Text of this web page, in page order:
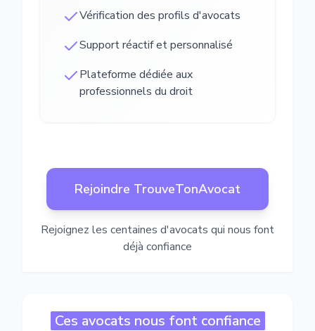
Vérification des profils d'avocats
Support réactif et personnalisé
Plateforme dédiée aux
professionnels du droit
Rejoindre TrouveTonAvocat
Rejoignez les centaines d'avocats qui nous font
déjà confiance
Ces avocats nous font confiance